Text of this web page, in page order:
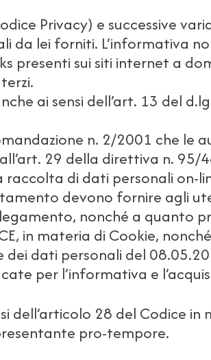
Privacy) e successive
lei forniti. L’informativa
presenti sui siti internet a
ai sensi dell’art. 13 del
n. 2/2001 che
29 della direttiva n.
raccolta di dati personali
devono fornire agli
nonché a quanto
in materia di Cookie,
dati personali del
per l’informativa e
dell’articolo 28 del Codice
pro-tempore.